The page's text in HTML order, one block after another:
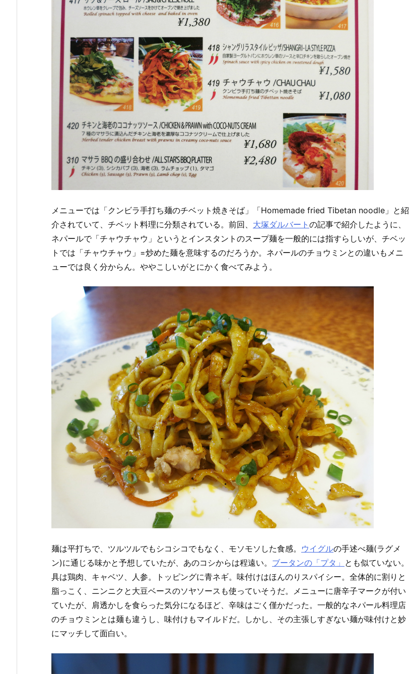
メニューでは「クンビラ手打ち麺のチベット焼きそば」「Homemade fried Tibetan noodle」と紹
介されていて、チベット料理に分類されている。前回、 大塚ダルバート の記事で紹介したように、
ネパールで「チャウチャウ」というとインスタントのスープ麺を一般的には指すらしいが、チベッ
トでは「チャウチャウ」=炒めた麺を意味するのだろうか。ネパールのチョウミンとの違いもメニ
ューでは良く分からん。ややこしいがとにかく食べてみよう。
麺は平打ちで、ツルツルでもシコシコでもなく、モソモソした食感。 ウイグルの手述べ麺(ラグメ
ン)に通じる味かと予想していたが、あのコシからは程遠い。 ブータンの「プタ」 とも似ていない。
具は鶏肉、キャベツ、人参。トッピングに青ネギ。味付けはほんのりスパイシー。全体的に割りと
脂っこく、ニンニクと大豆ベースのソヤソースも使っていそうだ。メニューに唐辛子マークが付い
ていたが、肩透かしを食らった気分になるほど、辛味はごく僅かだった。一般的なネパール料理店
のチョウミンとは麺も違うし、味付けもマイルドだ。しかし、その主張しすぎない麺が味付けと妙
にマッチして面白い。